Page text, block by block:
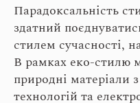
Парадоксальність
здатний
стилем сучасності,
В рамках еко-стилю
природні матеріали
технологій та